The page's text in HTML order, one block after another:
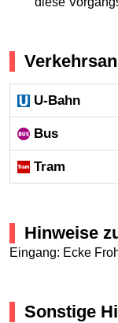
U-Bahn
Bus
Tram
Hinweise
Eingang: Ecke
Sonstige